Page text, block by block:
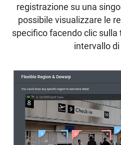
registrazione su una
possibile visualizzare le
specifico facendo clic
intervallo